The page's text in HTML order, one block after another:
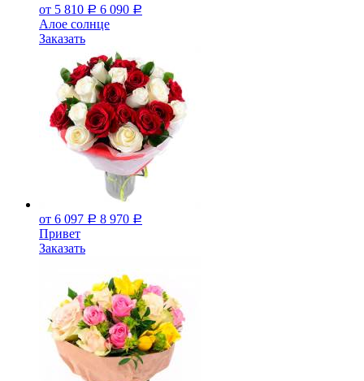
от 5 810 Р 6 090 Р
Алое солнце
Заказать
от 6 097 Р 8 970 Р
Привет
Заказать